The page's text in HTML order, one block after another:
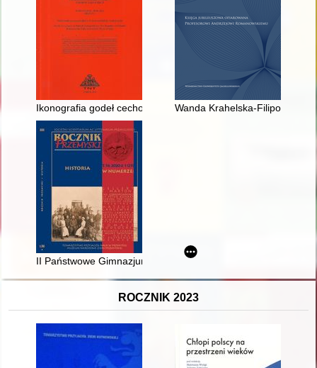
Ikonografia godeł cechowych na Pomorzu brandenbursko-
Wanda Krahelska-Filipowicz
II Państwowe Gimnazjum św. Jacka w Krakowie za czasów
ROCZNIK 2023